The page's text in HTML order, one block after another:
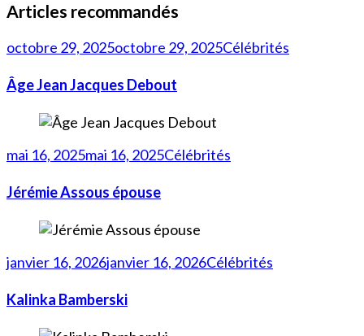
Articles recommandés
octobre 29, 2025octobre 29, 2025Célébrités
Âge Jean Jacques Debout
mai 16, 2025mai 16, 2025Célébrités
Jérémie Assous épouse
janvier 16, 2026janvier 16, 2026Célébrités
Kalinka Bamberski